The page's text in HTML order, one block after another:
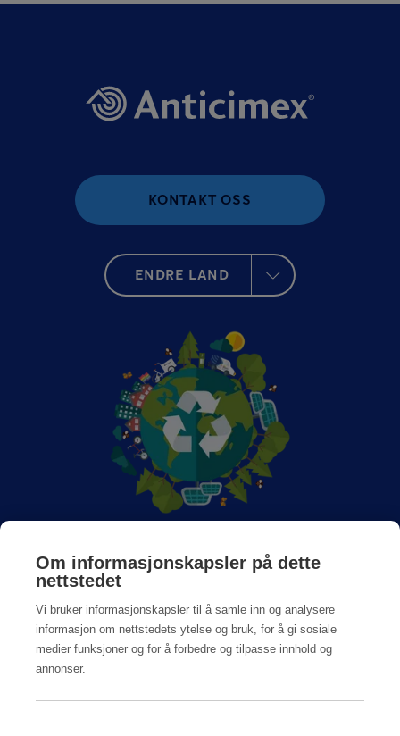
KONTAKT OSS
ENDRE LAND
Om informasjonskapsler på dette
nettstedet
Vi bruker informasjonskapsler til å samle inn og analysere
informasjon om nettstedets ytelse og bruk, for å gi sosiale
medier funksjoner og for å forbedre og tilpasse innhold og
annonser.